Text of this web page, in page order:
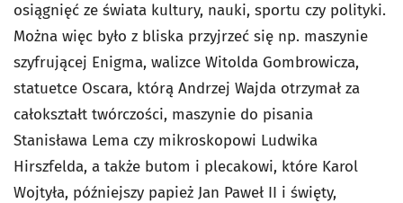
osiągnięć ze świata kultury, nauki, sportu czy polityki.
Można więc było z bliska przyjrzeć się np. maszynie
szyfrującej Enigma, walizce Witolda Gombrowicza,
statuetce Oscara, którą Andrzej Wajda otrzymał za
całokształt twórczości, maszynie do pisania
Stanisława Lema czy mikroskopowi Ludwika
Hirszfelda, a także butom i plecakowi, które Karol
Wojtyła, późniejszy papież Jan Paweł II i święty,